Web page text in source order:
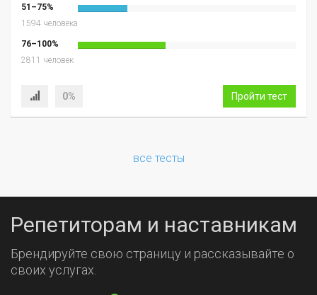
51–75%
1594 человека
76–100%
2811 человек
0% Пройти тест
все тесты
Репетиторам и наставникам
Брендируйте свою страницу и рассказывайте о
своих услугах.